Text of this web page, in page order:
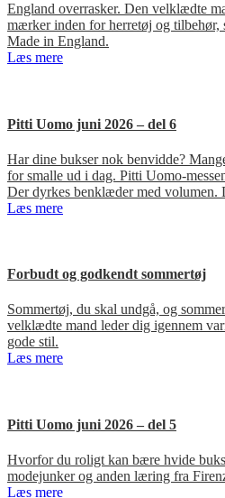
England overrasker. Den velklædte
mærker inden for herretøj og tilbehør,
Made in England.
Læs mere
Pitti Uomo juni 2026 – del 6
Har dine bukser nok benvidde?
for smalle ud i dag. Pitti Uomo-
Der dyrkes benklæder med volumen.
Læs mere
Forbudt og godkendt sommertøj
Sommertøj, du skal undgå, og
velklædte mand leder dig igennem
gode stil.
Læs mere
Pitti Uomo juni 2026 – del 5
Hvorfor du roligt kan bære hvide
modejunker og anden læring fra
Læs mere